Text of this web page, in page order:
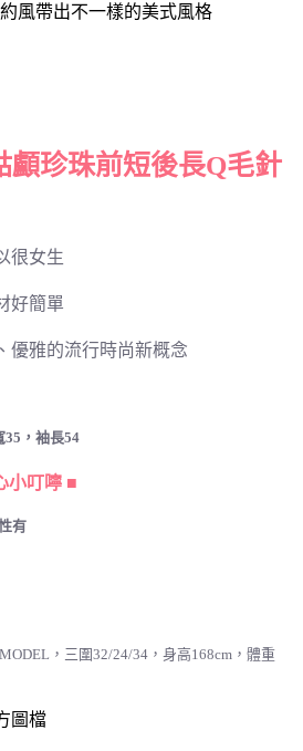
風帶出不一樣的美式風格
顱珍珠前短後長Q毛針
很女生
好簡單
優雅的流行時尚新概念
35，袖長54
小叮嚀 ■
有
MODEL，三圍32/24/34，身高168cm，體重
圖檔